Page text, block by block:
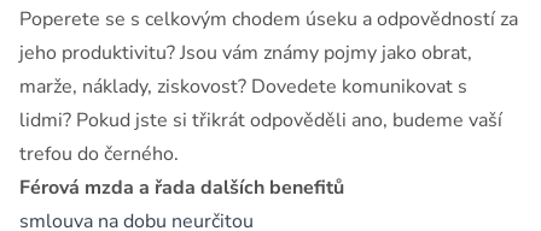
Poperete se s celkovým chodem úseku a odpovědností za
jeho produktivitu? Jsou vám známy pojmy jako obrat,
marže, náklady, ziskovost? Dovedete komunikovat s
lidmi? Pokud jste si třikrát odpověděli ano, budeme vaší
trefou do černého.
Férová mzda a řada dalších benefitů
smlouva na dobu neurčitou